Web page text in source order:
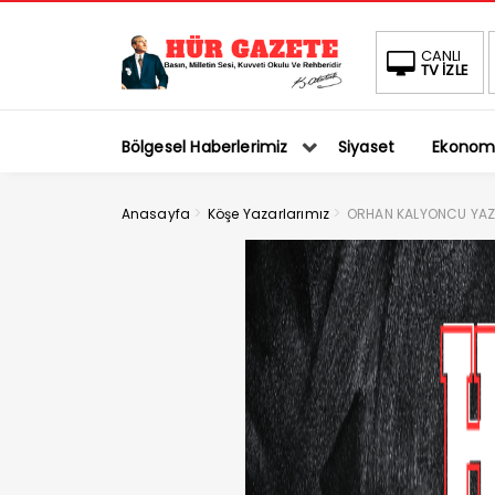
CANLI
TV İZLE
Bölgesel Haberlerimiz Siyaset
Anasayfa > Köşe Yazarlarımız > ORHAN KALYONCU